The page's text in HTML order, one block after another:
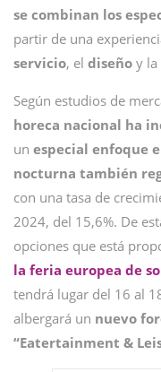
se combinan los
partir de una
servicio, el diseño y la
Según estudios de
horeca nacional ha
un especial enfoque
nocturna también
con una tasa de
2024, del 15,6%. De
opciones que está
la feria europea de
tendrá lugar del 16 al
albergará un nuevo
“Eatertainment &